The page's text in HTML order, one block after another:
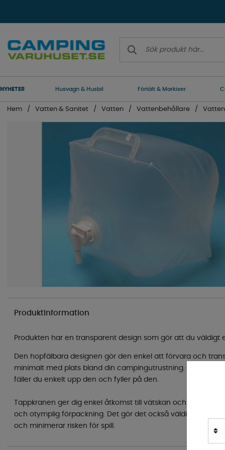
NYHETER Husvagn & Husbil Förtält & Markiser
Hem Vatten & Sanitet Vatten Vattenbehållare
Produktinformation
Produkten har en transparent design som gör att du väldigt
Den hopfälbara designen gör den enkel att förvara och
minimalt med plats bland din campingutrustning. När du
fäller du enkelt upp den och fyller på den.
Tappkranen ger dig enkel åtkomst till vätskan och du
och otymplig förpackning. Det gör det också väldigt enkelt
och minimerar risken för spill.